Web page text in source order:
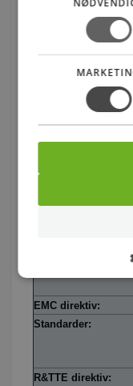
dæmpbare
egnet til brug
Lampeudtaget
samt i loft- og
For at få
og lysdioden
Lysdæmperen
glødelamper
transformere,
findes klemme
passive
EMC direktiv:
Standarder:
R&TTE direktiv: